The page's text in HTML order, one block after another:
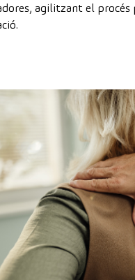
agilitzant el